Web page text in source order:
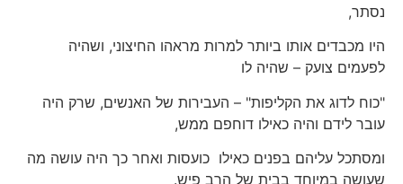
נסתר,
היו מכבדים אותו ביותר למרות מראהו החיצוני, ושהיה
לפעמים צועק – שהיה לו
"כוח לדוג את הקליפות" – העבירות של האנשים, שרק היה
עובר לידם והיה כאילו דוחפם ממש,
ומסתכל עליהם בפנים כאילו כועסות ואחר כך היה עושה מה
שעושה במיוחד בבית של הרב פיש.